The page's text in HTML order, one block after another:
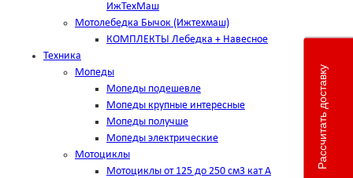
ИжТехМаш
Мотолебедка Бычок (Ижтехмаш)
КОМПЛЕКТЫ Лебедка + Навесное
Техника
Мопеды
Мопеды подешевле
Мопеды крупные интересные
Мопеды получше
Мопеды электрические
Мотоциклы
Мотоциклы от 125 до 250 см3 кат А
Рассчитать доставку